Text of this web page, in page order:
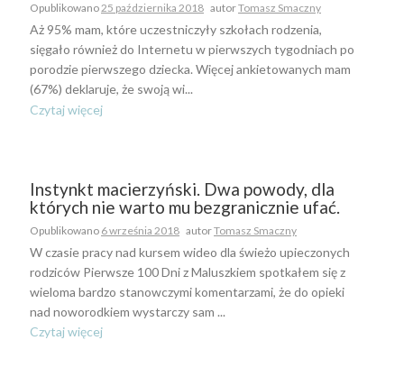
Opublikowano25 października 2018 autorTomasz Smaczny
Aż 95% mam, które uczestniczyły szkołach rodzenia,
sięgało również do Internetu w pierwszych tygodniach po
porodzie pierwszego dziecka. Więcej ankietowanych mam
(67%) deklaruje, że swoją wi...
Czytaj więcej
Instynkt macierzyński. Dwa powody, dla
których nie warto mu bezgranicznie ufać.
Opublikowano 6 września 2018 autorTomasz Smaczny
W czasie pracy nad kursem wideo dla świeżo upieczonych
rodziców Pierwsze 100 Dni z Maluszkiem spotkałem się z
wieloma bardzo stanowczymi komentarzami, że do opieki
nad noworodkiem wystarczy sam ...
Czytaj więcej